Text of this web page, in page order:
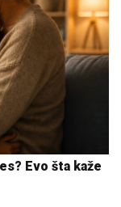
Evo šta kaže